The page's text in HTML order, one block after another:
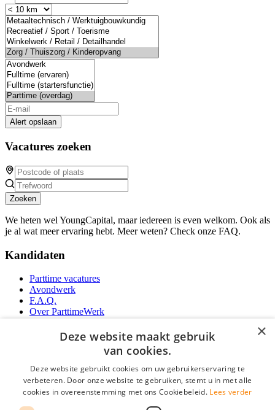
Alert opslaan
Vacatures zoeken
Zoeken
We heten wel YoungCapital, maar iedereen is even welkom. Ook als
je al wat meer ervaring hebt. Meer weten? Check onze FAQ.
Kandidaten
Parttime vacatures
Avondwerk
F.A.Q.
Over ParttimeWerk
YoungCapital Android App
Parttime personeel
Vacature aanmelden
×
Deze website maakt gebruik
van cookies.
Deze website gebruikt cookies om uw gebruikerservaring te
verbeteren. Door onze website te gebruiken, stemt u in met alle
cookies in overeenstemming met ons Cookiebeleid. Lees verder